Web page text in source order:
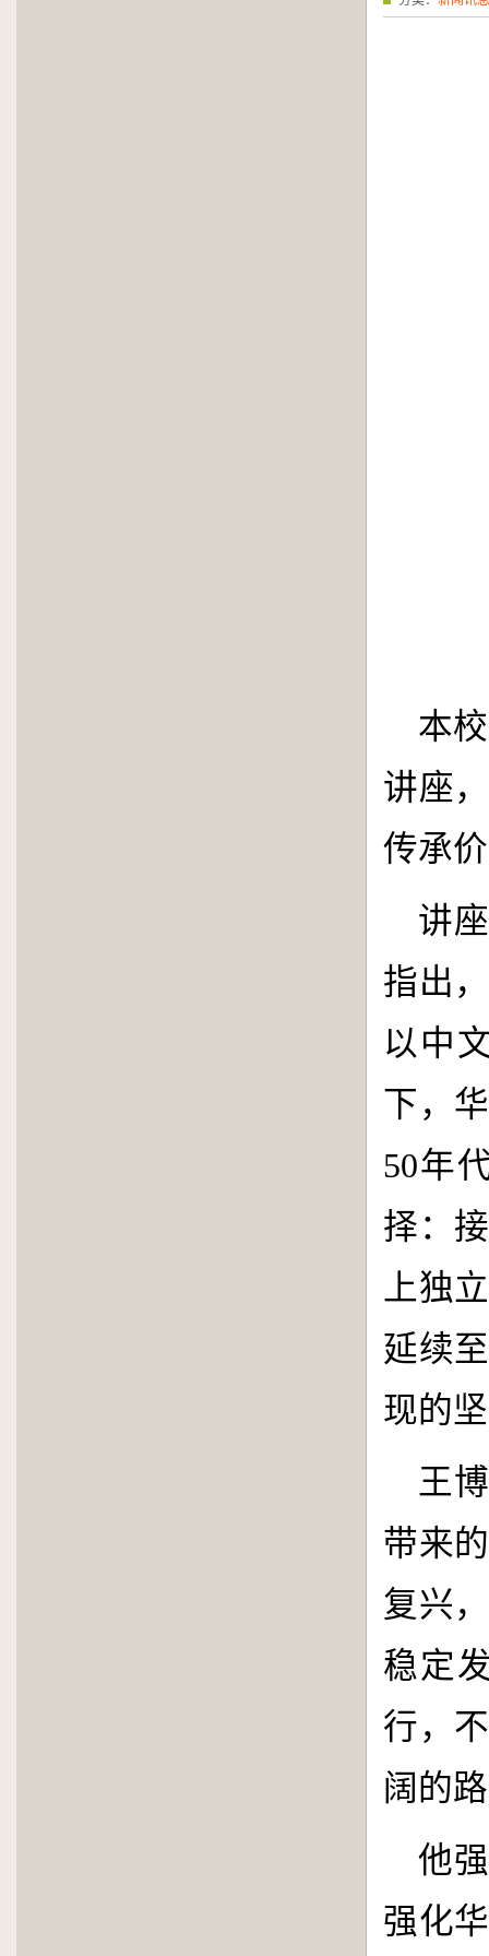
本
讲座
传承
讲
指出
以中
下，
50年
择：
上独
延续
现的
王
带来
复兴
稳定
行，
阔的
他
强化